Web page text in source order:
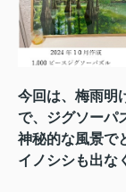
今回は、梅雨明
で、ジグソーパ
神秘的な風景で
イノシシも出な